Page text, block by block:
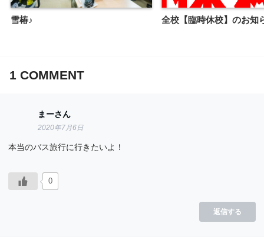
雪椿♪ 全校【臨時休校】のお知
1 COMMENT
まーさん
2020年7月6日
本当のバス旅行に行きたいよ！
0
返信する